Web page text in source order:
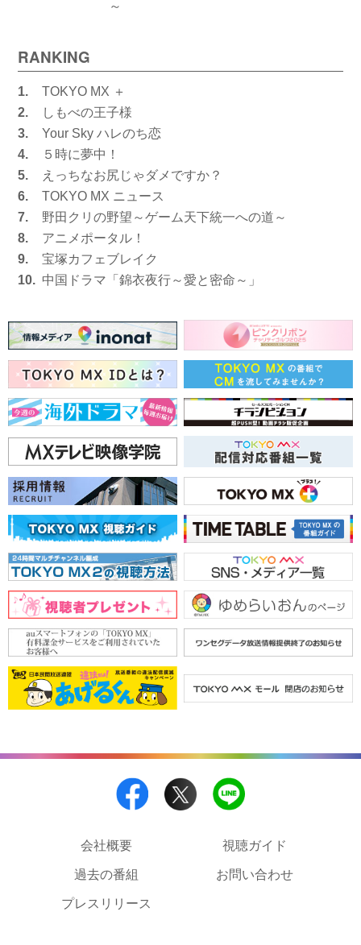
～
RANKING
1.
TOKYO MX ＋
2.
しもべの王子様
3.
Your Sky ハレのち恋
4.
５時に夢中！
5.
えっちなお尻じゃダメですか？
6.
TOKYO MX ニュース
7.
野田クリの野望～ゲーム天下統一への道～
8.
アニメポータル！
9.
宝塚カフェブレイク
10. 中国ドラマ「錦衣夜行～愛と密命～」
会社概要 視聴ガイド
過去の番組 お問い合わせ
プレスリリース